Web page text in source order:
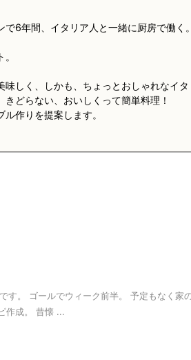
6年間、イタリア人と一緒に厨房で働く。
しく、しかも、ちょっとおしゃれなイ
どらない、おいしくって簡単料理！
作りを提案します。
す。 ゴールでウィーク前半。 予定もなく家
作成。 昔懐 ...